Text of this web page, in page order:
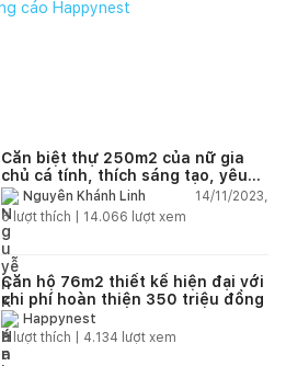
Căn biệt thự 250m2 của nữ gia
chủ cá tính, thích sáng tạo, yêu
thiên nhiên, chi phí hoàn thiện 8
tỷ đồng
Nguyễn Khánh Linh
14/11/2023,
6lượt thích | 14.066 lượt xem
Căn hộ 76m2 thiết kế hiện đại với
chi phí hoàn thiện 350 triệu đồng
Happynest
5 lượt thích | 4.134 lượt xem